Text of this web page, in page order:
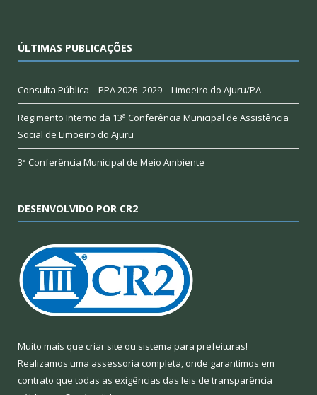
ÚLTIMAS PUBLICAÇÕES
Consulta Pública – PPA 2026–2029 – Limoeiro do Ajuru/PA
Regimento Interno da 13ª Conferência Municipal de Assistência
Social de Limoeiro do Ajuru
3ª Conferência Municipal de Meio Ambiente
DESENVOLVIDO POR CR2
Muito mais que criar site ou sistema para prefeituras!
Realizamos uma assessoria completa, onde garantimos em
contrato que todas as exigências das leis de transparência